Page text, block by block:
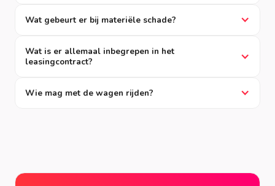
Wat gebeurt er bij materiële schade?
Wat is er allemaal inbegrepen in het
leasingcontract?
Wie mag met de wagen rijden?